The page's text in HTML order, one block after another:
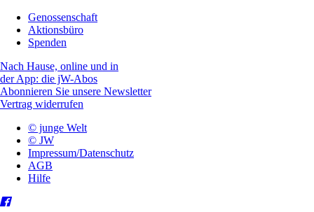
Genossenschaft
Aktionsbüro
Spenden
Nach Hause, online und in
der App: die jW-Abos
Abonnieren Sie unsere Newsletter
Vertrag widerrufen
© junge Welt
© JW
Impressum/Datenschutz
AGB
Hilfe